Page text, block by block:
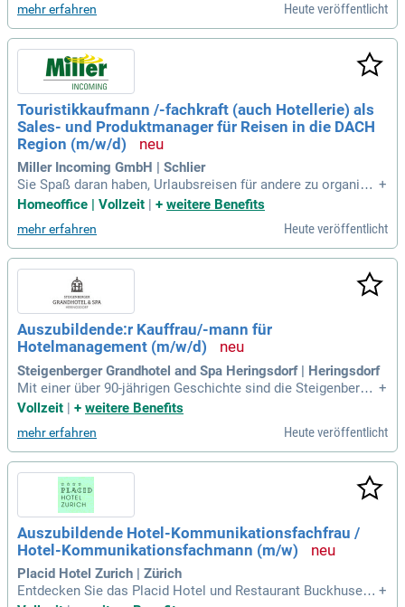
der Hausadministration, die Einhaltung der Arbeitssicherhei
t sowie die Pflege der Kontakte zur Klinik. Außerdem planst
du unsere wöchentlichen Verwöhn-Angebote für die Familie
n. Wir suchen engagierte Teamplayer mit Erfahrung im Hote
lmanagement oder Gastgewerbe. Verstärke unser Team in e
inem herzlichen Umfeld und fördere das Wohlbefinden der F
amilien, die wir betreuen! Jetzt bewerben!
mehr erfahren Heute veröffentlicht
Touristikkaufmann /-fachkraft (auch Hotellerie) als
Sales- und Produktmanager für Reisen in die DACH
Region (m/w/d)
Miller Incoming GmbH | Schlier
Sie Spaß daran haben, Urlaubsreisen für andere zu organisie
ren und als Touristiker bereits Erfahrung sammeln konnten,
Produktmanager der Nordamerika Abteilung für Reisen in D
ACH Region (auch Hotellerie
+
Homeoffice | Vollzeit
+ weitere Benefits
mehr erfahren Heute veröffentlicht
Auszubildende:r Kauffrau/-mann für
Hotelmanagement (m/w/d)
Steigenberger Grandhotel and Spa Heringsdorf | Heringsdorf
Mit einer über 90-jährigen Geschichte sind die Steigenberger
Hotels & Resorts die älteste Marke von H World Internation
e.
+
Vollzeit | + weitere Benefits
mehr erfahren Heute veröffentlicht
Auszubildende Hotel-Kommunikationsfachfrau /
Hotel-Kommunikationsfachmann (m/w)
Placid Hotel Zurich | Zürich
Entdecken Sie das Placid Hotel und Restaurant Buckhuser i +